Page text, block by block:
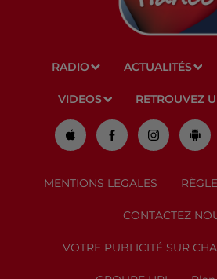
RADIO ACTUALITÉS
VIDEOS RETROUVEZ
MENTIONS LEGALES
CONTACTEZ
VOTRE PUBLICITÉ SUR